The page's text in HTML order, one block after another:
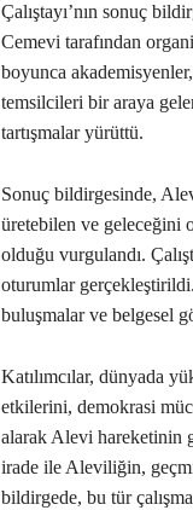
Çalıştayı’nın sonuç
Cemevi tarafından
boyunca
temsilcileri bir araya
tartışmalar yürüttü.
Sonuç bildirgesinde,
üretebilen ve geleceğini
olduğu vurgulandı.
oturumlar
buluşmalar ve belgesel
Katılımcılar, dünyada
etkilerini, demokrasi
alarak Alevi hareketinin
irade ile Aleviliğin,
bildirgede, bu tür